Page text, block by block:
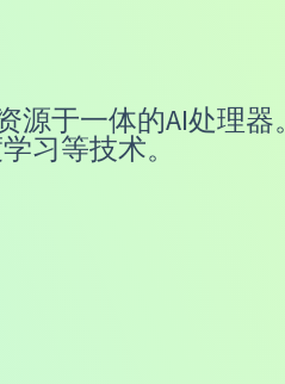
于一体的AI处理器。
习等技术。